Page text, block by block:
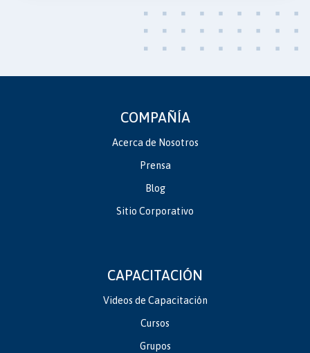
COMPAÑÍA
Acerca de Nosotros
Prensa
Blog
Sitio Corporativo
CAPACITACIÓN
Videos de Capacitación
Cursos
Grupos